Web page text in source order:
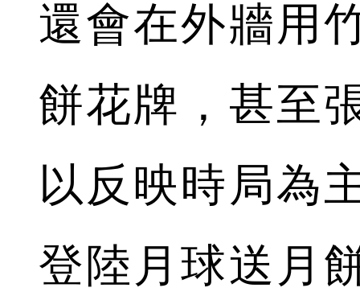
還會在外牆用
餅花牌，甚至
以反映時局為
登陸月球送月